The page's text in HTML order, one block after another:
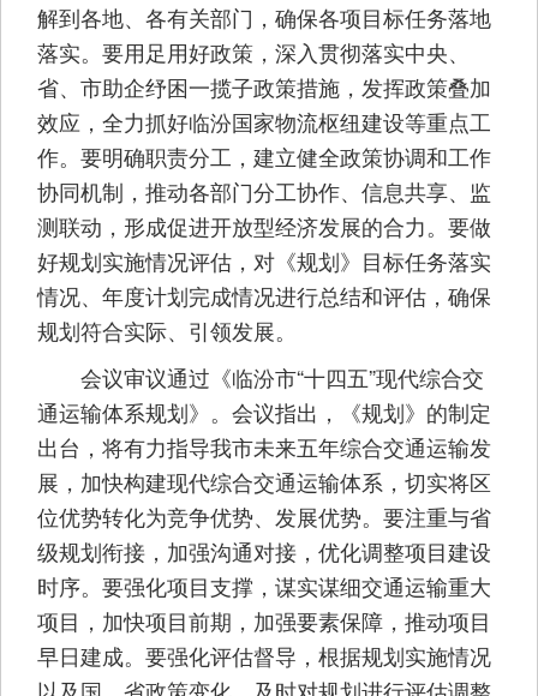
解到各地、各有关部门，确保各项目标任务落地
落实。要用足用好政策，深入贯彻落实中央、
省、市助企纾困一揽子政策措施，发挥政策叠加
效应，全力抓好临汾国家物流枢纽建设等重点工
作。要明确职责分工，建立健全政策协调和工作
协同机制，推动各部门分工协作、信息共享、监
测联动，形成促进开放型经济发展的合力。要做
好规划实施情况评估，对《规划》目标任务落实
情况、年度计划完成情况进行总结和评估，确保
规划符合实际、引领发展。
会议审议通过《临汾市“十四五”现代综合交
通运输体系规划》。会议指出，《规划》的制定
出台，将有力指导我市未来五年综合交通运输发
展，加快构建现代综合交通运输体系，切实将区
位优势转化为竞争优势、发展优势。要注重与省
级规划衔接，加强沟通对接，优化调整项目建设
时序。要强化项目支撑，谋实谋细交通运输重大
项目，加快项目前期，加强要素保障，推动项目
早日建成。要强化评估督导，根据规划实施情况